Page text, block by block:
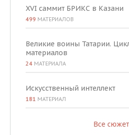
XVI саммит БРИКС в Казани
499 МАТЕРИАЛОВ
Великие воины Татарии.
материалов
24 МАТЕРИАЛА
Искусственный интеллект
181 МАТЕРИАЛ
Все